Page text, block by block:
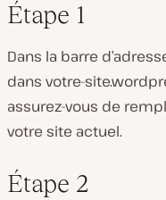
Étape 1
Dans la barre
dans votre-
assurez-vous de
votre site actuel.
Étape 2